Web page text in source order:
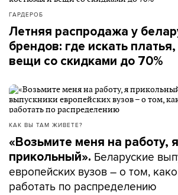
ГАРДЕРОБ
Летняя распродажа у
брендов: где искать
вещи со скидками до 70%
КАК ВЫ ТАМ ЖИВЕТЕ?
«Возьмите меня на работу, я
прикольный». Беларуские
европейских вузов – о том,
работать по распределению